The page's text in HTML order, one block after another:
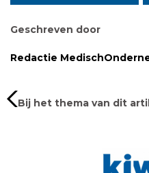
Geschreven door
Redactie
Bij het thema van dit